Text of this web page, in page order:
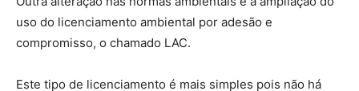
uso do licenciamento ambiental por adesão e
compromisso, o chamado LAC.
Este tipo de licenciamento é mais simples pois não há